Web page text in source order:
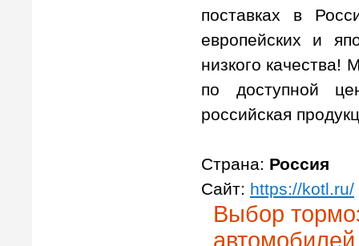
поставках в
европейских и
низкого качества!
по доступной
российская
Страна: Россия
Сайт: https://kotl.ru/
Выбор
автомобилей